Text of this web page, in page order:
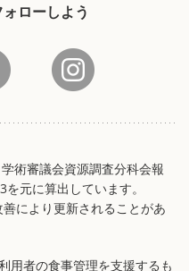
ローしよう
術審議会資源調査分科会報
元に算出しています。
により更新されることがあ
用者の食事管理を支援するも